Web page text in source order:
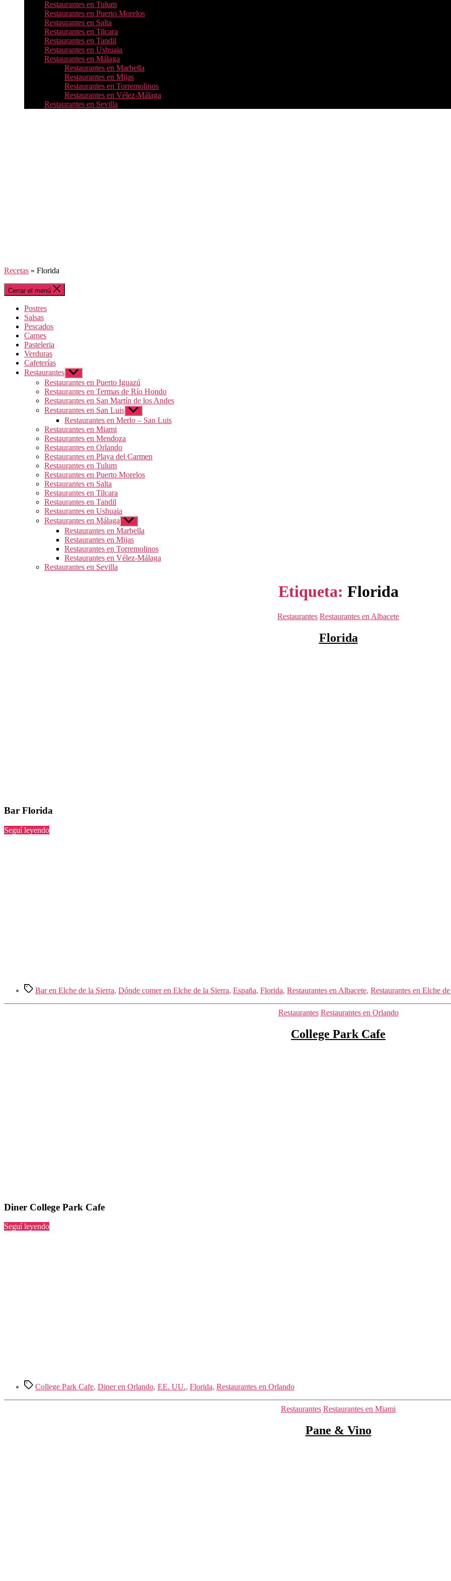
Restaurantes en Tulum
Restaurantes en Puerto Morelos
Restaurantes en Salta
Restaurantes en Tilcara
Restaurantes en Tandil
Restaurantes en Ushuaia
Restaurantes en Málaga
Restaurantes en Marbella
Restaurantes en Mijas
Restaurantes en Torremolinos
Restaurantes en Vélez-Málaga
Restaurantes en Sevilla
Recetas » Florida
Cerrar el menú
Postres
Salsas
Pescados
Carnes
Pasteleria
Verduras
Cafeterías
Restaurantes Mostrar
el
submenú
Restaurantes en Puerto Iguazú
Restaurantes en Termas de Río Hondo
Restaurantes en San Martín de los Andes
Restaurantes en San Luis Mostrar
el
submenú
Restaurantes en Merlo – San Luis
Restaurantes en Miami
Restaurantes en Mendoza
Restaurantes en Orlando
Restaurantes en Playa del Carmen
Restaurantes en Tulum
Restaurantes en Puerto Morelos
Restaurantes en Salta
Restaurantes en Tilcara
Restaurantes en Tandil
Restaurantes en Ushuaia
Restaurantes en Málaga Mostrar
el
submenú
Restaurantes en Marbella
Restaurantes en Mijas
Restaurantes en Torremolinos
Restaurantes en Vélez-Málaga
Restaurantes en Sevilla
Etiqueta: Florida
Categorías
Restaurantes Restaurantes en Albacete
Florida
Bar Florida
Seguí leyendo“Florida”
Etiquetas
Bar en Elche de la Sierra, Dónde comer en Elche de la Sierra, España, Florida, Restaurantes en Albacete, Restaurantes en Elche
Categorías
Restaurantes Restaurantes en Orlando
College Park Cafe
Diner College Park Cafe
Seguí leyendo“College
Etiquetas
College Park Cafe, Diner en Orlando, EE. UU., Florida, Restaurantes en Orlando
Categorías
Restaurantes Restaurantes en Miami
Pane & Vino